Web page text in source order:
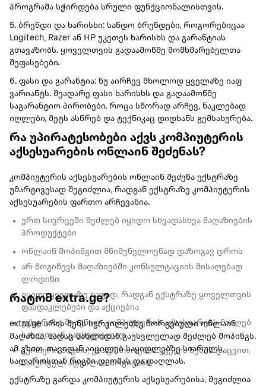
პროგრამა სჭირდება სრული ფუნქციონალისთვის.
5. ბრენდი და ხარისხი: სანდო ბრენდები, როგორებიცაა
Logitech, Razer ან HP უკეთეს ხარისხს და გარანტიას
გთავაზობს. ყოველთვის გადაამოწმე მომხმარებელთა
შეფასებები.
6. ფასი და გარანტია: ნუ აირჩევ მხოლოდ ყველაზე იაფ
ვარიანტს. შეადარე ფასი ხარისხს და გადაამოწმე
საგარანტიო პირობები. როცა სწორად არჩევ, ნაკლებად
იღლები, მეტს ასწრებ და ტექნიკაც დიდხანს გემსახურება.
რა უპირატესობები აქვს კომპიუტერის
აქსესუარების ონლაინ შეძენას?
კომპიუტერის აქსესუარების ონლაინ შეძენა ექსტრაზე
უმარტივესად შეგიძლია, რადგან ექსტრაზე კომპიუტერის
აქსესუარების ფართო არჩევანია.
ერთ სივრცეში შეძლებ იყიდო სხვადასხვა მაღაზიების
პროდუქტები
ონლაინ შოპინგით მნიშვნელოვნად დაზოგავ დროს
არ მოგიწევს მაღაზიებში კონსულტაციის მისაღებად
ლოდინი
იყიდი ყველაზე იაფად, რადგან ექსტრაზე ყოველთვის
ფასდაკლებები და აქციებია
ექსტრაზე შეძენილ კომპიუტერის აქსესუარებს მიიღებ
სახლიდან გაუსვლელად
კურიერი ნივთს, უსაფრთხოების ყველა წესის დაცვით,
სასურველ ადგილას მოგიტანს
რატომ extra.ge?
extra.ge არის შენს სურვილებზე მორგებული ონლაინ
მაღაზია, სადაც სახლიდან გაუსვლელად შეძლებ შოპინგს.
ამ გზით, თავიდან აიცილებ საყიდლებზე სიარულს,
სალაროსთან რიგში დგომას და დაღლას.
ექსტრაზე გარდა კომპიუტერის აქსესუარებისა, შეგიძლია